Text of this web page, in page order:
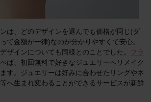
は、どのデザインを選んでも価格が同じ(ダ
て金額が一律)なのが分かりやすくて安心。
ザインについても同様とのことでした。
フラ
ば、初回無料で好きなジュエリーへリメイク
す。ジュエリーは好みに合わせたリングやネ
へ生まれ変わることができるサービスが新鮮